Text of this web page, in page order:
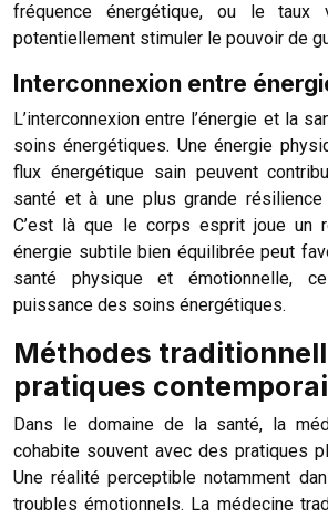
fréquence énergétique, ou le taux
potentiellement stimuler le pouvoir de
Interconnexion entre
L’interconnexion entre l’énergie et la
soins énergétiques. Une énergie
flux énergétique sain peuvent
santé et à une plus grande résilience
C’est là que le corps esprit joue un
énergie subtile bien équilibrée peut
santé physique et émotionnelle,
puissance des soins énergétiques.
Méthodes
pratiques
Dans le domaine de la santé, la
cohabite souvent avec des pratiques
Une réalité perceptible notamment
troubles émotionnels. La médecine